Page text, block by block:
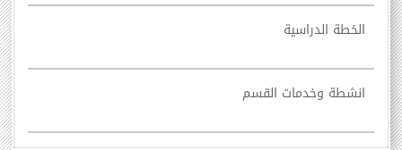
الخطة الدراسية
انشطة وخدمات القسم